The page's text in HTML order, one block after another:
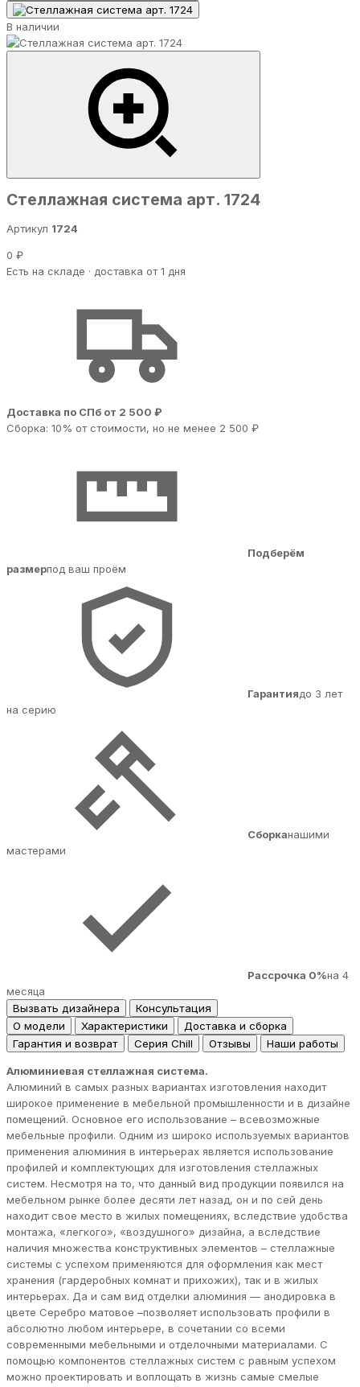
В наличии
Стеллажная система арт. 1724
Артикул 1724
0 ₽
Есть на складе · доставка от 1 дня
Доставка по СПб от 2 500 ₽
Сборка: 10% от стоимости, но не менее 2 500 ₽
Подберём
размерпод ваш проём
Гарантиядо 3 лет
на серию
Сборканашими
мастерами
Рассрочка 0%на 4
месяца
Вызвать дизайнера
Консультация
О модели
Характеристики
Доставка и сборка
Гарантия и возврат
Серия Chill Отзывы Наши работы
Алюминиевая стеллажная система.
Алюминий в самых разных вариантах изготовления находит
широкое применение в мебельной промышленности и в дизайне
помещений. Основное его использование – всевозможные
мебельные профили. Одним из широко используемых вариантов
применения алюминия в интерьерах является использование
профилей и комплектующих для изготовления стеллажных
систем. Несмотря на то, что данный вид продукции появился на
мебельном рынке более десяти лет назад, он и по сей день
находит свое место в жилых помещениях, вследствие удобства
монтажа, «легкого», «воздушного» дизайна, а вследствие
наличия множества конструктивных элементов – стеллажные
системы с успехом применяются для оформления как мест
хранения (гардеробных комнат и прихожих), так и в жилых
интерьерах. Да и сам вид отделки алюминия — анодировка в
цвете Серебро матовое –позволяет использовать профили в
абсолютно любом интерьере, в сочетании со всеми
современными мебельными и отделочными материалами. С
помощью компонентов стеллажных систем с равным успехом
можно проектировать и воплощать в жизнь самые смелые